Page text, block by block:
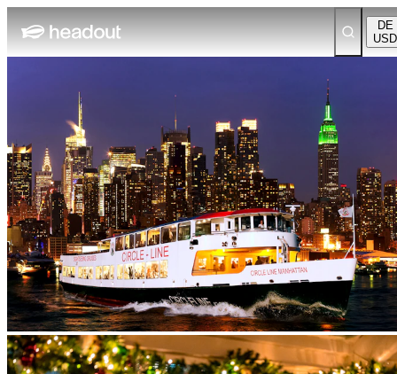
DE
USD